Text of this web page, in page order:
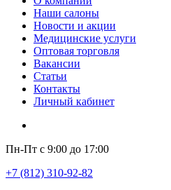
Наши салоны
Новости и акции
Медицинские услуги
Оптовая торговля
Вакансии
Статьи
Контакты
Личный кабинет
Пн-Пт с 9:00 до 17:00
+7 (812) 310-92-82